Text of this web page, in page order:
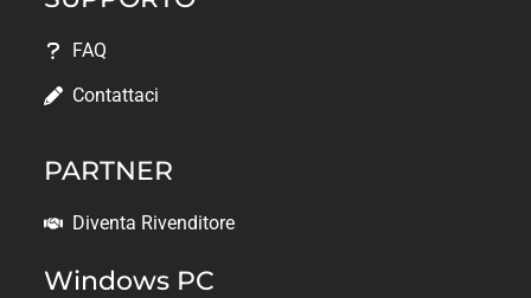
FAQ
Contattaci
PARTNER
Diventa Rivenditore
Windows PC